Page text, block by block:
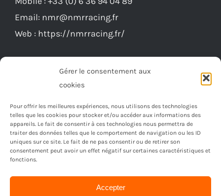
Gérer le consentement aux
cookies
Pour offrir les meilleures expériences, nous utilisons des technologies
telles que les cookies pour stocker et/ou accéder aux informations des
appareils. Le fait de consentir à ces technologies nous permettra de
traiter des données telles que le comportement de navigation ou les ID
uniques sur ce site. Le fait de ne pas consentir ou de retirer son
consentement peut avoir un effet négatif sur certaines caractéristiques et
fonctions.
Accepter
Email: nmr@nmrracing.fr
Web : https://nmrracing.fr/
2026 | Réalisé par